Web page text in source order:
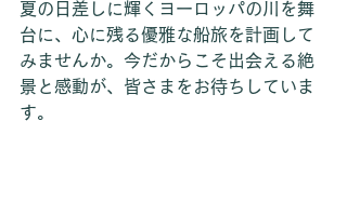
夏の日差しに輝くヨーロッパの川を舞
台に、心に残る優雅な船旅を計画して
みませんか。今だからこそ出会える絶
景と感動が、皆さまをお待ちしていま
す。